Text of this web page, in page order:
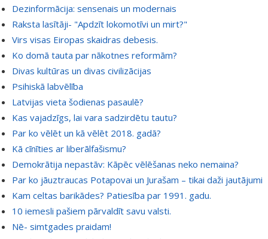
Dezinformācija: sensenais un modernais
Raksta lasītāji- "Apdzīt lokomotīvi un mirt?"
Virs visas Eiropas skaidras debesis.
Ko domā tauta par nākotnes reformām?
Divas kultūras un divas civilizācijas
Psihiskā labvēlība
Latvijas vieta šodienas pasaulē?
Kas vajadzīgs, lai vara sadzirdētu tautu?
Par ko vēlēt un kā vēlēt 2018. gadā?
Kā cīnīties ar liberālfašismu?
Demokrātija nepastāv: Kāpēc vēlēšanas neko nemaina?
Par ko jāuztraucas Potapovai un Jurašam – tikai daži jautājumi
Kam celtas barikādes? Patiesība par 1991. gadu.
10 iemesli pašiem pārvaldīt savu valsti.
Nē- simtgades praidam!